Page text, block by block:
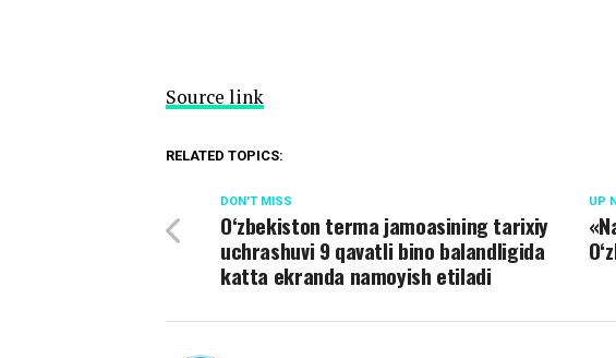
Source link
RELATED TOPICS:
UP
DON'T MISS
O‘zbekiston terma jamoasining tarixiy
uchrashuvi 9 qavatli bino balandligida
katta ekranda namoyish etiladi